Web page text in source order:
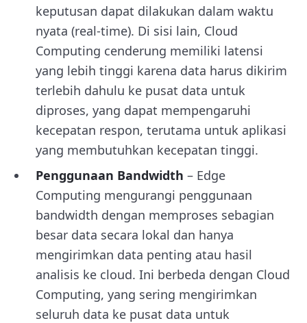
keputusan dapat dilakukan dalam waktu
nyata (real-time). Di sisi lain, Cloud
Computing cenderung memiliki latensi
yang lebih tinggi karena data harus dikirim
terlebih dahulu ke pusat data untuk
diproses, yang dapat mempengaruhi
kecepatan respon, terutama untuk aplikasi
yang membutuhkan kecepatan tinggi.
Penggunaan Bandwidth – Edge
Computing mengurangi penggunaan
bandwidth dengan memproses sebagian
besar data secara lokal dan hanya
mengirimkan data penting atau hasil
analisis ke cloud. Ini berbeda dengan Cloud
Computing, yang sering mengirimkan
seluruh data ke pusat data untuk